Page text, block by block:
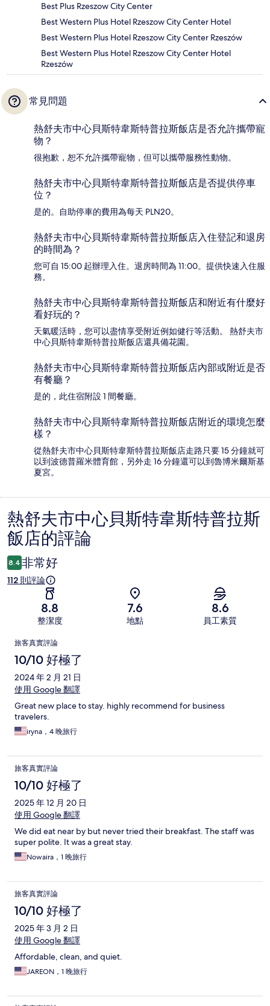
Best Plus Rzeszow City Center
Best Western Plus Hotel Rzeszow City Center Hotel
Best Western Plus Hotel Rzeszow City Center Rzeszów
Best Western Plus Hotel Rzeszow City Center Hotel
Rzeszów
常見問題
熱舒夫市中心貝斯特韋斯特普拉斯飯店是否允許攜帶寵
物？
很抱歉，恕不允許攜帶寵物，但可以攜帶服務性動物。
熱舒夫市中心貝斯特韋斯特普拉斯飯店是否提供停車
位？
是的。自助停車的費用為每天 PLN20。
熱舒夫市中心貝斯特韋斯特普拉斯飯店入住登記和退房
的時間為？
您可自 15:00 起辦理入住。退房時間為 11:00。提供快速入住服
務。
熱舒夫市中心貝斯特韋斯特普拉斯飯店和附近有什麼好
看好玩的？
天氣暖活時，您可以盡情享受附近例如健行等活動。 熱舒夫市
中心貝斯特韋斯特普拉斯飯店還具備花園。
熱舒夫市中心貝斯特韋斯特普拉斯飯店內部或附近是否
有餐廳？
是的，此住宿附設 1 間餐廳。
熱舒夫市中心貝斯特韋斯特普拉斯飯店附近的環境怎麼
樣？
從熱舒夫市中心貝斯特韋斯特普拉斯飯店走路只要 15 分鐘就可
以到波德普羅米體育館，另外走 16 分鐘還可以到魯博米爾斯基
夏宮。
評
論
熱舒夫市中心貝斯特韋斯特普拉斯
飯店的評論
8.4 非常好
112 則評論
8.8
整潔度
7.6
地點
8.6
員工素質
評
論
旅客真實評論
10/10 好極了
2024 年 2 月 21 日
使用 Google 翻譯
Great new place to stay. highly recommend for business
travelers.
iryna，4 晚旅行
旅客真實評論
10/10 好極了
2025 年 12 月 20 日
使用 Google 翻譯
We did eat near by but never tried their breakfast. The staff was
super polite. It was a great stay.
Nowaira，1 晚旅行
旅客真實評論
10/10 好極了
2025 年 3 月 2 日
使用 Google 翻譯
Affordable, clean, and quiet.
JAREON，1 晚旅行